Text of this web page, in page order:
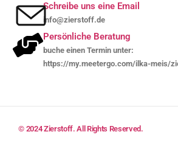
Schreibe uns eine Email
info@zierstoff.de
Persönliche Beratung
buche einen Termin unter:
https://my.meetergo.com/ilka-meis/
© 2024 Zierstoff. All Rights Reserved.